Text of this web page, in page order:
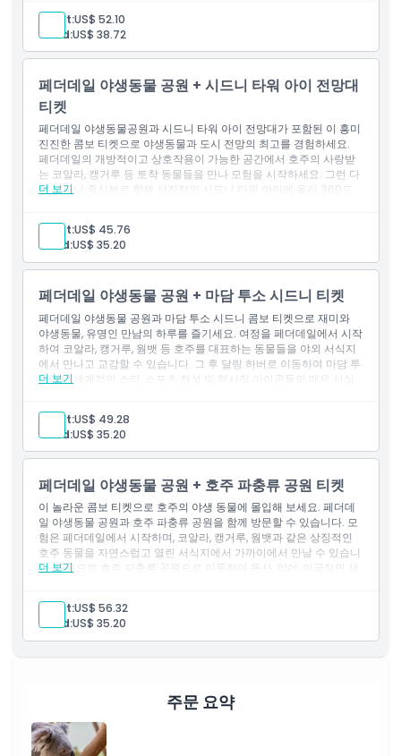
위치
취소 정책
명소에서 호주 고유의 생물다양성을 경험할 수 있는 최상의 방법을
제공합니다. 가족, 관광객 및 동물 애호가들에게 몰입형 교육적 하루
를 보내기에 완벽합니다.
포함 사항
와일드 라이프 시드니 동물원 일반 입장권.
Adult:US$ 52.10
Child:US$ 38.72
페더데일 야생동물 공원 + 시드니 타워 아이 전망대
티켓
페더데일 야생동물공원과 시드니 타워 아이 전망대가 포함된 이 흥미
진진한 콤보 티켓으로 야생동물과 도시 전망의 최고를 경험하세요.
페더데일의 개방적이고 상호작용이 가능한 공간에서 호주의 사랑받
는 코알라, 캥거루 등 토착 동물들을 만나 모험을 시작하세요. 그런 다
음 시드니 중심부로 향해 상징적인 시드니 타워 아이에 올라 360도
경을 감상하세요. 이 콤보는 호주의 자연 경이로움과 도시 미를 한 날
에 가치 있게 탐험하고자 하는 방문객들에게 완벽한 선택입니다.
더 보기
포함 사항
페더데일 야생동물 공원 일반 입장권.
Adult:US$ 45.76
Child:US$ 35.20
페더데일 야생동물 공원 + 마담 투소 시드니 티켓
페더데일 야생동물 공원과 마담 투소 시드니 콤보 티켓으로 재미와
야생동물, 유명인 만남의 하루를 즐기세요. 여정을 페더데일에서 시작
하여 코알라, 캥거루, 웜뱃 등 호주를 대표하는 동물들을 야외 서식지
에서 만나고 교감할 수 있습니다. 그 후 달링 하버로 이동하여 마담 투
소에서 세계적인 스타, 스포츠 전설 및 역사적 아이콘들의 매우 사실
콤보는 가족, 관광객, 그리고 시드니의 야생적이고 멋진 면모를 잊지
못할 하루에 경험하고 싶은 분들에게 이상적입니다.
더 보기
포함 사항
페더데일 야생동물 공원 일반 입장권.
Adult:US$ 49.28
Child:US$ 35.20
페더데일 야생동물 공원 + 호주 파충류 공원 티켓
이 놀라운 콤보 티켓으로 호주의 야생 동물에 몰입해 보세요. 페더데
일 야생동물 공원과 호주 파충류 공원을 함께 방문할 수 있습니다. 모
험은 페더데일에서 시작하며, 코알라, 캥거루, 웜뱃과 같은 상징적인
호주 동물을 자연스럽고 열린 서식지에서 가까이에서 만날 수 있습니
다. 다음으로 호주 파충류 공원으로 이동하여 독사, 악어, 이국적인 생
상징적인 호주 야생 동물과 짜릿한 파충류 만남을 완벽하게 조합하여
가족, 자연 애호가, 동물을 사랑하는 사람들이 재미있고 교육적인 경
험을 찾기에 이상적입니다.
더 보기
포함 사항
Adult:US$ 56.32
Child:US$ 35.20
주문 요약